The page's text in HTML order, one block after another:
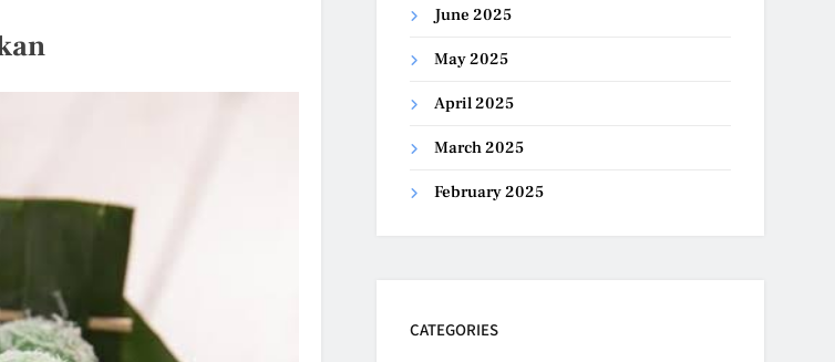
June 2025
May 2025
April 2025
March 2025
February 2025
CATEGORIES